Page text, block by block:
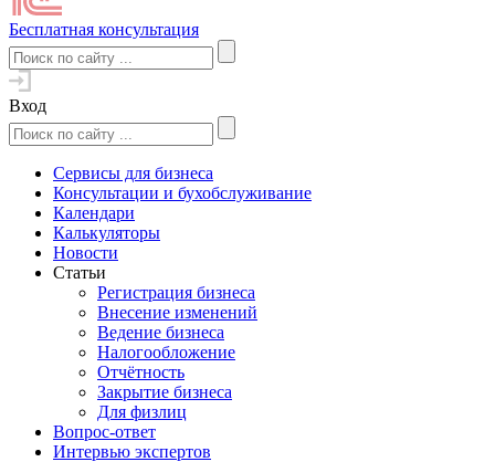
Бесплатная консультация
Вход
Сервисы для бизнеса
Консультации и бухобслуживание
Календари
Калькуляторы
Новости
Статьи
Регистрация бизнеса
Внесение изменений
Ведение бизнеса
Налогообложение
Отчётность
Закрытие бизнеса
Для физлиц
Вопрос-ответ
Интервью экспертов